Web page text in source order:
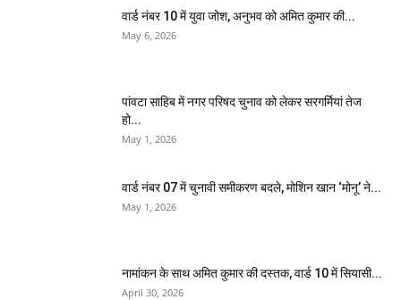
वार्ड नंबर 10 में युवा जोश, अनुभव को अमित कुमार की...
May 6, 2026
पांवटा साहिब में नगर परिषद चुनाव को लेकर सरगर्मियां तेज
हो...
May 1, 2026
वार्ड नंबर 07 में चुनावी समीकरण बदले, मोशिन खान ‘मोनू’ ने...
May 1, 2026
नामांकन के साथ अमित कुमार की दस्तक, वार्ड 10 में सियासी...
April 30, 2026